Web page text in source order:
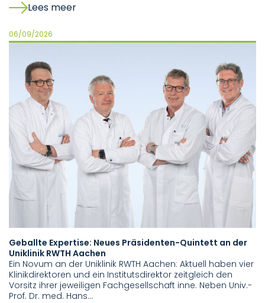
Lees meer
06/09/2026
Geballte Expertise: Neues Präsidenten-Quintett an der
Uniklinik RWTH Aachen
Ein Novum an der Uniklinik RWTH Aachen: Aktuell haben vier
Klinikdirektoren und ein Institutsdirektor zeitgleich den
Vorsitz ihrer jeweiligen Fachgesellschaft inne. Neben Univ.-
Prof. Dr. med. Hans…